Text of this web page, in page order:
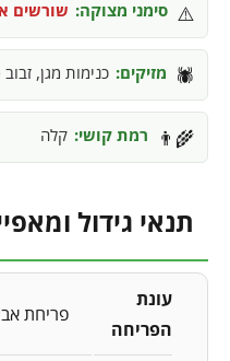
⚠️ סימני מצוקה: שורשים
🕷️ מזיקים: כנימות מגן,
👨‍🌾 רמת קושי: קלה
תנאי גידול
עונת
הפריחה
פריחת